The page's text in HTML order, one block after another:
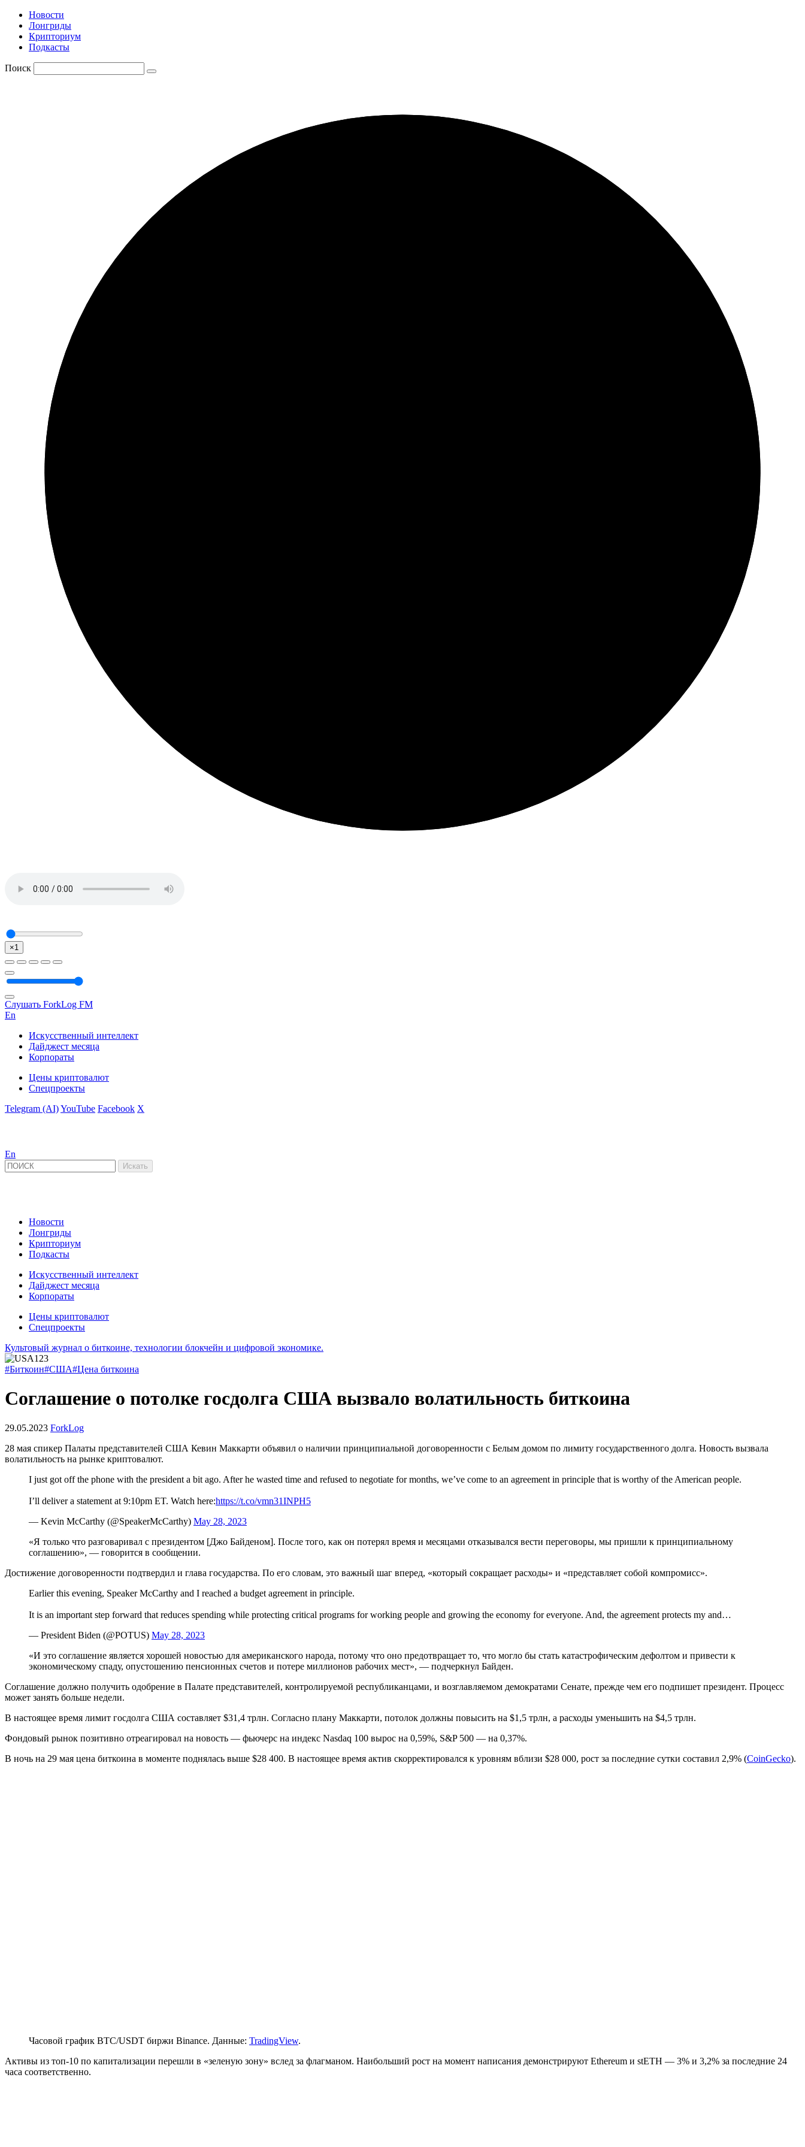
Новости
Лонгриды
Крипториум
Подкасты
Поиск
×1
Слушать ForkLog FM
En
Искусственный интеллект
Дайджест месяца
Корпораты
Цены криптовалют
Спецпроекты
Telegram (AI)YouTube Facebook X
En
Новости
Лонгриды
Крипториум
Подкасты
Искусственный интеллект
Дайджест месяца
Корпораты
Цены криптовалют
Спецпроекты
Культовый журнал о биткоине, технологии блокчейн и цифровой экономике.
#Биткоин#США#Цена биткоина
Соглашение о потолке госдолга США вызвало волатильность биткоина
29.05.2023 ForkLog
28 мая спикер Палаты представителей США Кевин Маккарти объявил о наличии принципиальной договоренности с Белым домом по лимиту государственного долга. Новость вызвала
волатильность на рынке криптовалют.
I just got off the phone with the president a bit ago. After he wasted time and refused to negotiate for months, we’ve come to an agreement in principle that is worthy of the American people.
I’ll deliver a statement at 9:10pm ET. Watch here:https://t.co/vmn31INPH5
— Kevin McCarthy (@SpeakerMcCarthy) May 28, 2023
«Я только что разговаривал с президентом [Джо Байденом]. После того, как он потерял время и месяцами отказывался вести переговоры, мы пришли к принципиальному
соглашению», — говорится в сообщении.
Достижение договоренности подтвердил и глава государства. По его словам, это важный шаг вперед, «который сокращает расходы» и «представляет собой компромисс».
Earlier this evening, Speaker McCarthy and I reached a budget agreement in principle.
It is an important step forward that reduces spending while protecting critical programs for working people and growing the economy for everyone. And, the agreement protects my and…
— President Biden (@POTUS) May 28, 2023
«И это соглашение является хорошей новостью для американского народа, потому что оно предотвращает то, что могло бы стать катастрофическим дефолтом и привести к
экономическому спаду, опустошению пенсионных счетов и потере миллионов рабочих мест», — подчеркнул Байден.
Соглашение должно получить одобрение в Палате представителей, контролируемой республиканцами, и возглавляемом демократами Сенате, прежде чем его подпишет президент. Процесс
может занять больше недели.
В настоящее время лимит госдолга США составляет $31,4 трлн. Согласно плану Маккарти, потолок должны повысить на $1,5 трлн, а расходы уменьшить на $4,5 трлн.
Фондовый рынок позитивно отреагировал на новость — фьючерс на индекс Nasdaq 100 вырос на 0,59%, S&P 500 — на 0,37%.
В ночь на 29 мая цена биткоина в моменте поднялась выше $28 400. В настоящее время актив скорректировался к уровням вблизи $28 000, рост за последние сутки составил 2,9% (CoinGecko).
Часовой график BTC/USDT биржи Binance. Данные: TradingView.
Активы из топ-10 по капитализации перешли в «зеленую зону» вслед за флагманом. Наибольший рост на момент написания демонстрируют Ethereum и stETH — 3% и 3,2% за последние 24
часа соответственно.